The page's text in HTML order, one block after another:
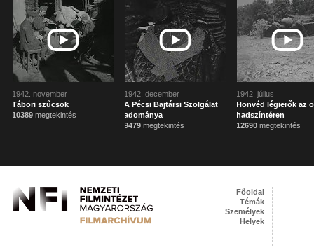
1942. november
Tábori szűcsök
10389 megtekintés
1942. december
A Pécsi Bajtársi Szolgálat
adománya
9479 megtekintés
1942. július
Honvéd légierők az
hadszíntéren
12690 megtekintés
Főoldal
Témák
Személyek
Helyek